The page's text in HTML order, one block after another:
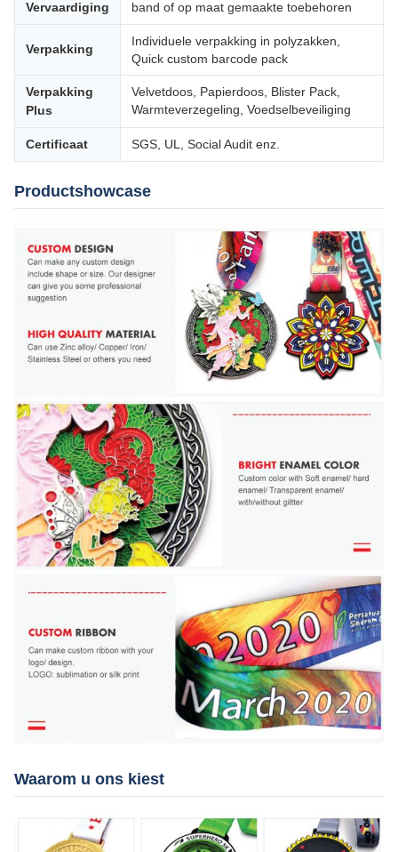
Vervaardiging band of op maat gemaakte toebehoren
Verpakking
Individuele verpakking in polyzakken,
Quick custom barcode pack
Verpakking
Plus
Velvetdoos, Papierdoos, Blister Pack,
Warmteverzegeling, Voedselbeveiliging
Certificaat SGS, UL, Social Audit enz.
Productshowcase
Waarom u ons kiest